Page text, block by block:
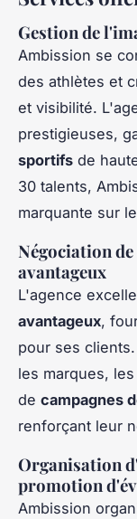
Gestion de
Ambission se
des athlètes et
et visibilité.
prestigieuses,
sportifs de
30 talents,
marquante sur
Négociation
avantageux
L'agence
avantageux,
pour ses
les marques,
de campagnes
renforçant leur
Organisation
promotion
Ambission